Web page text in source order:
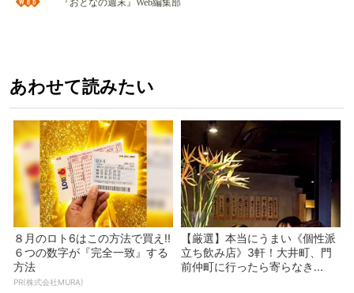
『おとなの週末』Web編集部
あわせて読みたい
８月のロト6はこの方法で買え!!
６つの数字が『完全一致』する
方法
PR(株式会社MURA)
【厳選】本当にうまい《個性派
立ち飲み店》3軒！大井町、門
前仲町に行ったら寄らなき...